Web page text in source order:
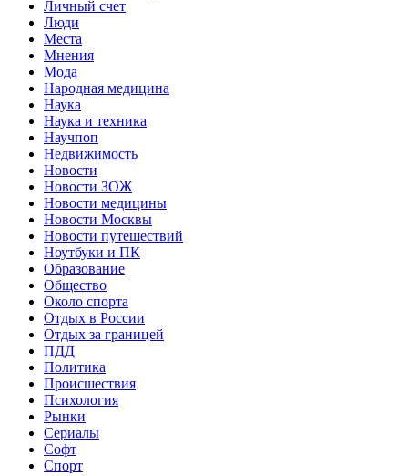
Личный счет
Люди
Места
Мнения
Мода
Народная медицина
Наука
Наука и техника
Научпоп
Недвижимость
Новости
Новости ЗОЖ
Новости медицины
Новости Москвы
Новости путешествий
Ноутбуки и ПК
Образование
Общество
Около спорта
Отдых в России
Отдых за границей
ПДД
Политика
Происшествия
Психология
Рынки
Сериалы
Софт
Спорт